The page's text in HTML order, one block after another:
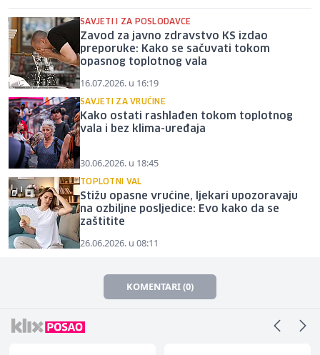
SAVJETI I ZA POSLODAVCE
Zavod za javno zdravstvo KS izdao
preporuke: Kako se sačuvati tokom
opasnog toplotnog vala
16.07.2026. u 16:19
SAVJETI ZA VRUĆINE
Kako ostati rashlađen tokom toplotnog
vala i bez klima-uređaja
30.06.2026. u 18:45
TOPLOTNI VAL
Stižu opasne vrućine, ljekari upozoravaju
na ozbiljne posljedice: Evo kako da se
zaštitite
26.06.2026. u 08:11
KOMENTARI (0)